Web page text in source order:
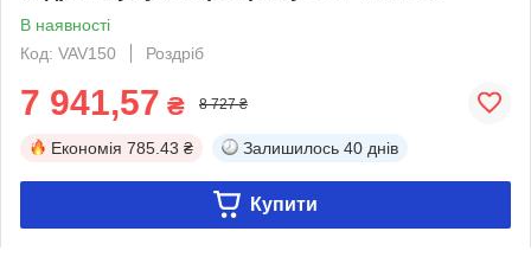
В наявності
Код: VAV150
Роздріб
7 941,57 ₴ 8 727 ₴
Економія 785.43 ₴ Залишилось 40 днів
Купити